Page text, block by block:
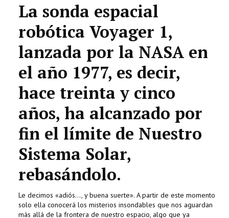
La sonda espacial
robótica Voyager 1,
lanzada por la NASA en
el año 1977, es decir,
hace treinta y cinco
años, ha alcanzado por
fin el límite de Nuestro
Sistema Solar,
rebasándolo.
Le decimos «adiós..., y buena suerte». A partir de este momento
solo ella conocerá los misterios insondables que nos aguardan
más allá de la frontera de nuestro espacio, algo que ya